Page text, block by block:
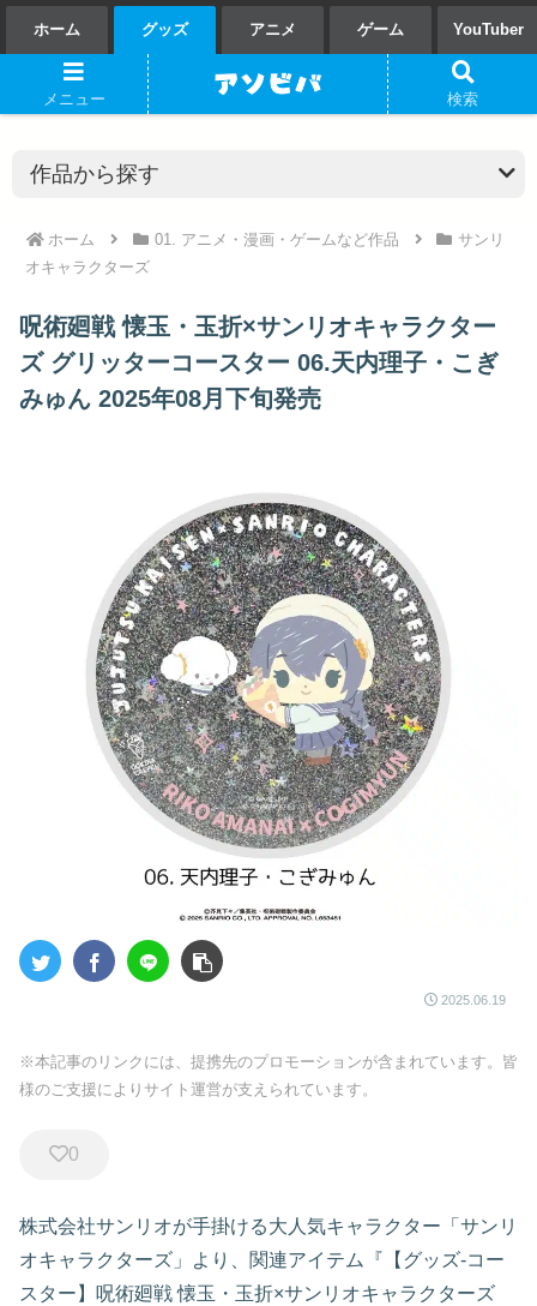
ホーム グッズ アニメ ゲーム YouTuber
ホーム 01. アニメ・漫画・ゲームなど作品
サンリ
オキャラクターズ
呪術廻戦 懐玉・玉折×サンリオキャラクター
ズ グリッターコースター 06.天内理子・こぎ
みゅん 2025年08月下旬発売
2025.06.19
※本記事のリンクには、提携先のプロモーションが含まれています。皆
様のご支援によりサイト運営が支えられています。
0
株式会社サンリオが手掛ける大人気キャラクター「サンリ
オキャラクターズ」より、関連アイテム『【グッズ-コー
スター】呪術廻戦 懐玉・玉折×サンリオキャラクターズ
メニュー 検索